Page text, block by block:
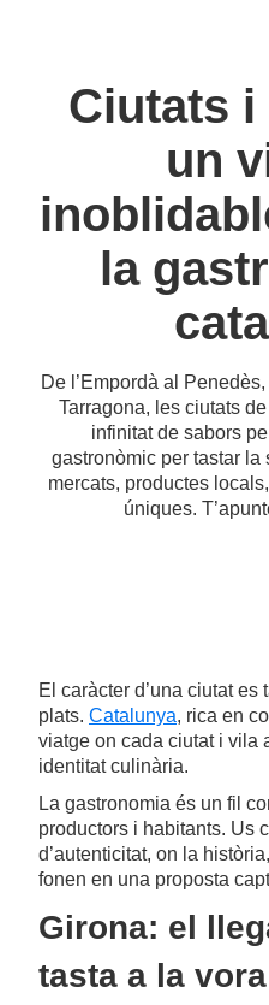
Ciutats i
un
la
De l’Empordà al
Tarragona, les ciutats
infinitat de sabors
gastronòmic per tastar
mercats, productes
úniques.
El caràcter d’una ciutat
plats. Catalunya, rica en
viatge on cada ciutat i vila
identitat culinària.
La gastronomia és un fil
productors i habitants. Us
d’autenticitat, on la
fonen en una proposta
Girona: el
tasta a la